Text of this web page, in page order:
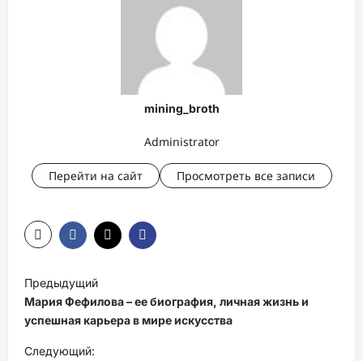
mining_broth
Administrator
Перейти на сайт Просмотреть все записи
а
в
и
Предыдущий
Мария Фефилова – ее биография, личная жизнь и
успешная карьера в мире искусства
Следующий: